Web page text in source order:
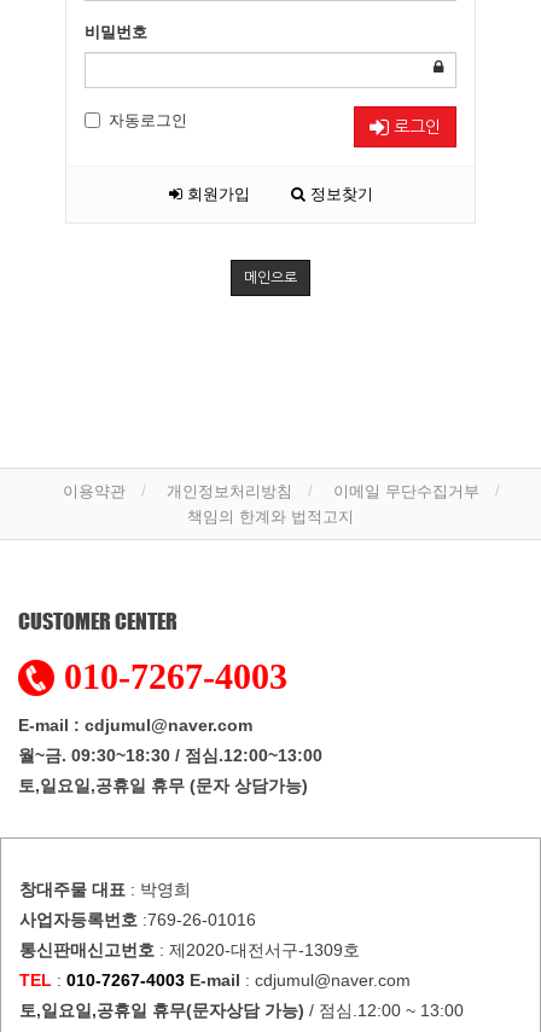
비밀번호
자동로그인 로그인
회원가입 정보찾기
메인으로
이용약관 개인정보처리방침
이메일 무단수집거부
책임의 한계와 법적고지
CUSTOMER CENTER
010-7267-4003
E-mail : cdjumul@naver.com
월~금. 09:30~18:30 / 점심.12:00~13:00
토,일요일,공휴일 휴무 (문자 상담가능)
창대주물 대표 : 박영희
사업자등록번호 :769-26-01016
통신판매신고번호 : 제2020-대전서구-1309호
TEL : 010-7267-4003 E-mail : cdjumul@naver.com
토,일요일,공휴일 휴무(문자상담 가능) / 점심.12:00 ~ 13:00